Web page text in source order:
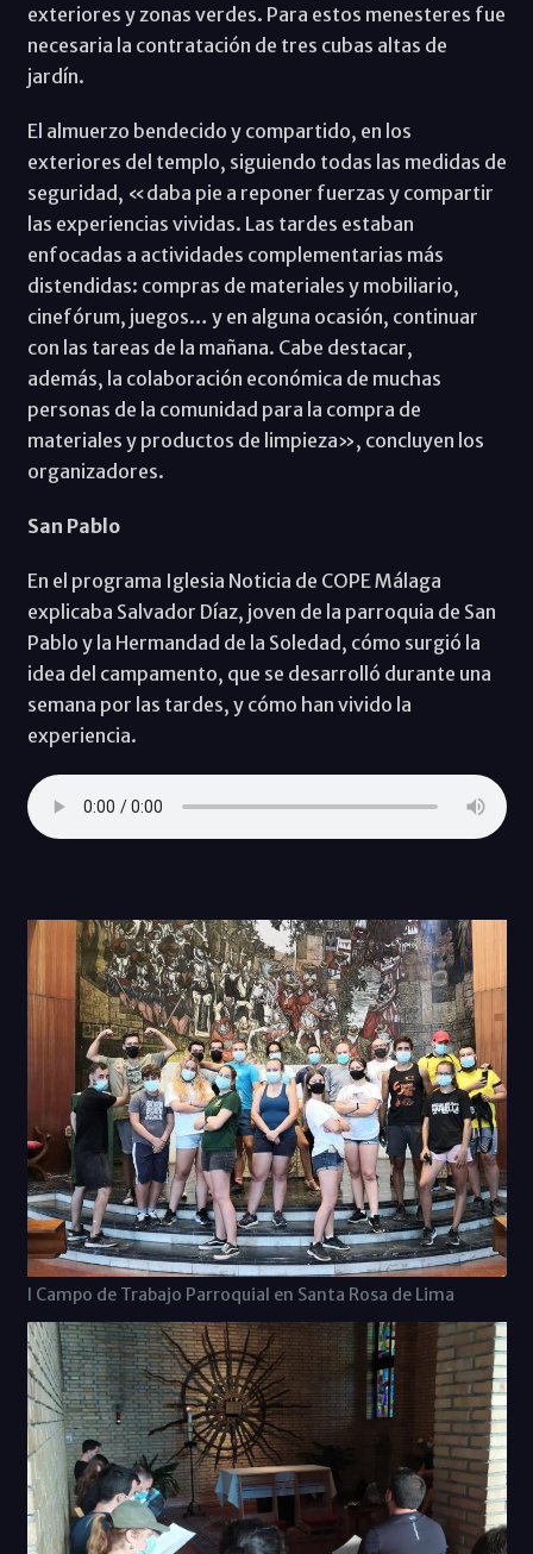
exteriores y zonas verdes. Para estos menesteres fue
necesaria la contratación de tres cubas altas de
jardín.
El almuerzo bendecido y compartido, en los
exteriores del templo, siguiendo todas las medidas de
seguridad, «daba pie a reponer fuerzas y compartir
las experiencias vividas. Las tardes estaban
enfocadas a actividades complementarias más
distendidas: compras de materiales y mobiliario,
cinefórum, juegos… y en alguna ocasión, continuar
con las tareas de la mañana. Cabe destacar,
además, la colaboración económica de muchas
personas de la comunidad para la compra de
materiales y productos de limpieza», concluyen los
organizadores.
San Pablo
En el programa Iglesia Noticia de COPE Málaga
explicaba Salvador Díaz, joven de la parroquia de San
Pablo y la Hermandad de la Soledad, cómo surgió la
idea del campamento, que se desarrolló durante una
semana por las tardes, y cómo han vivido la
experiencia.
I Campo de Trabajo Parroquial en Santa Rosa de Lima